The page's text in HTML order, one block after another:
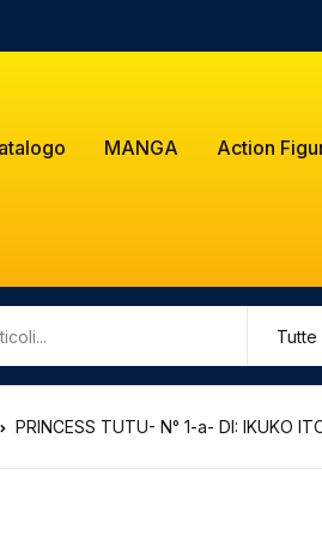
MANGA Action
PRINCESS TUTU- N° 1-a- DI: IKUKO